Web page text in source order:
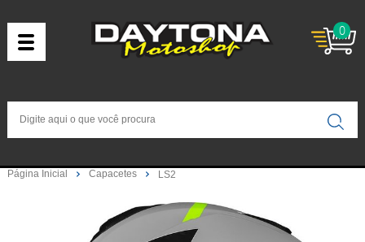
0
Página Inicial Capacetes LS2